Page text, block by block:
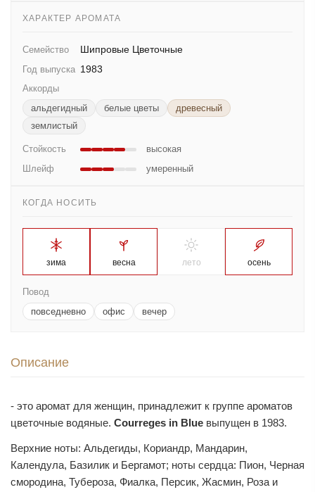
ХАРАКТЕР АРОМАТА
Семейство Шипровые Цветочные
Год выпуска 1983
Аккорды
альдегидный
белые цветы
древесный
землистый
Стойкость
высокая
Шлейф
умеренный
КОГДА НОСИТЬ
зима весна лето осень
Повод
повседневно
офис вечер
Описание
- это аромат для женщин, принадлежит к группе ароматов
цветочные водяные. Courreges in Blue выпущен в 1983.
Верхние ноты: Альдегиды, Кориандр, Мандарин,
Календула, Базилик и Бергамот; ноты сердца: Пион, Черная
смородина, Тубероза, Фиалка, Персик, Жасмин, Роза и